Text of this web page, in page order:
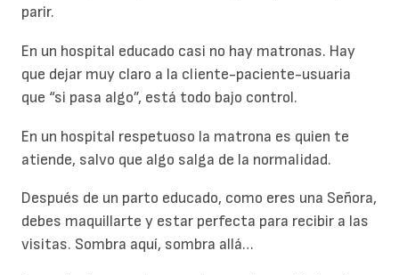
parir.
En un hospital educado casi no hay matronas. Hay
que dejar muy claro a la cliente-paciente-usuaria
que “si pasa algo”, está todo bajo control.
En un hospital respetuoso la matrona es quien te
atiende, salvo que algo salga de la normalidad.
Después de un parto educado, como eres una Señora,
debes maquillarte y estar perfecta para recibir a las
visitas. Sombra aquí, sombra allá…